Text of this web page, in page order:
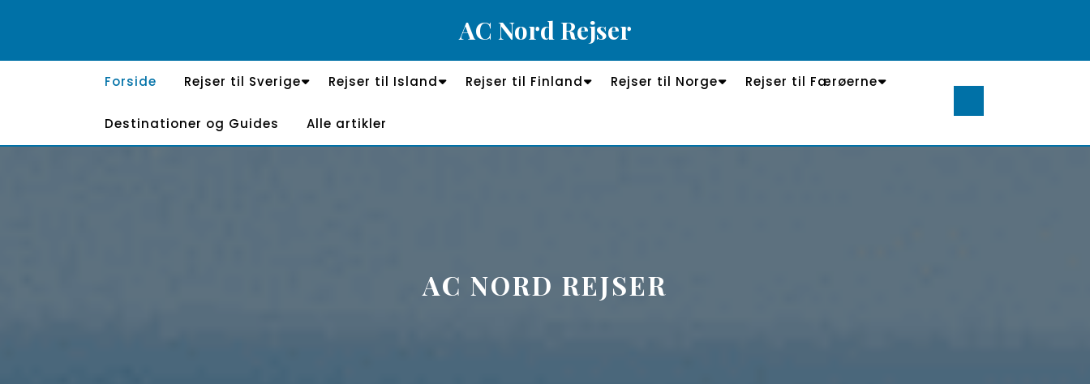
AC Nord Rejser
Forside Rejser til Sverige Rejser til Island Rejser til Finland Rejser til Norge Rejser til Færøerne
Destinationer og Guides Alle artikler
AC NORD REJSER